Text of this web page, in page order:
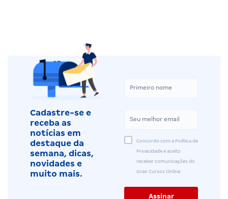
Cadastre-se e
receba as
notícias em
destaque da
semana, dicas,
novidades e
muito mais.
Concordo com a Política de
Privacidade e aceito
receber comunicações do
Gran Cursos Online.